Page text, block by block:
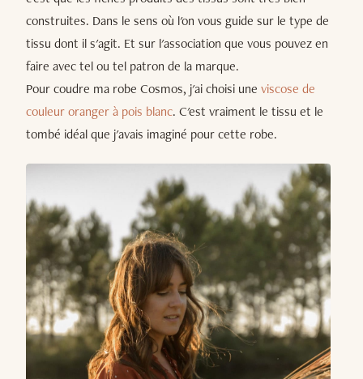
construites. Dans le sens où l'on vous guide sur le type de
tissu dont il s'agit. Et sur l'association que vous pouvez en
faire avec tel ou tel patron de la marque.
Pour coudre ma robe Cosmos, j'ai choisi une viscose de
couleur oranger à pois blanc. C'est vraiment le tissu et le
tombé idéal que j'avais imaginé pour cette robe.